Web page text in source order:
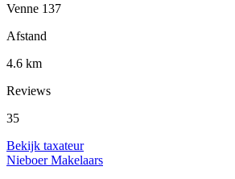
Venne 137
Afstand
4.6 km
Reviews
35
Bekijk taxateur
Nieboer Makelaars